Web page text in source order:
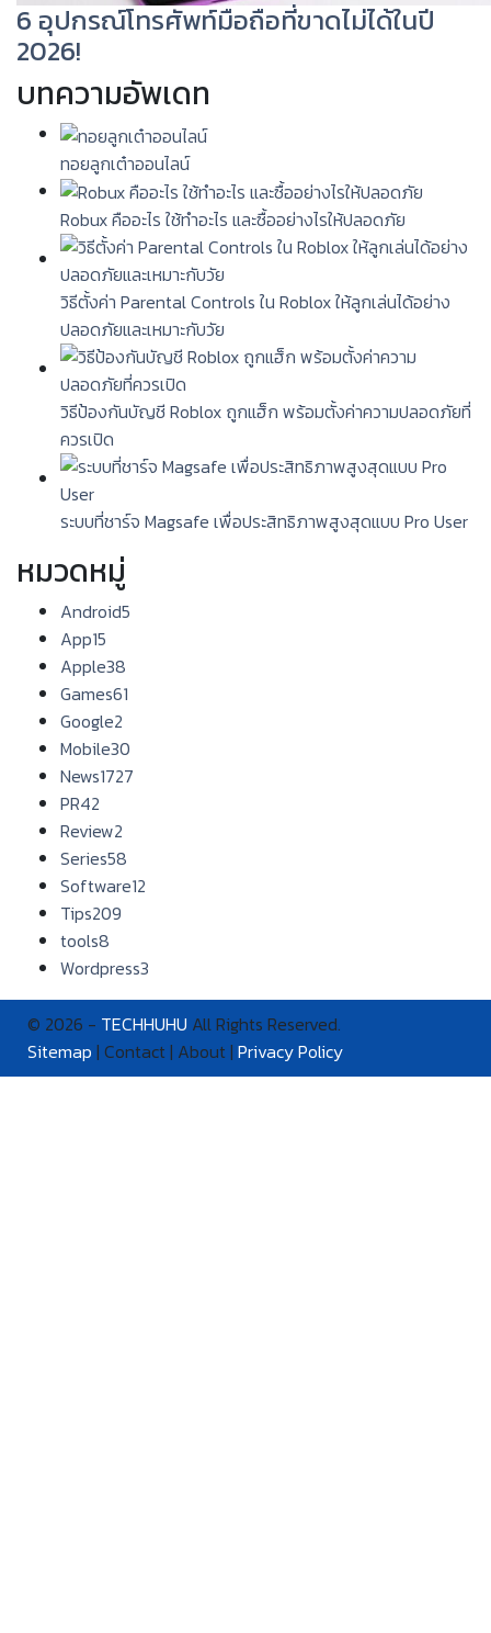
6 อุปกรณ์โทรศัพท์มือถือที่ขาดไม่ได้ในปี
2026!
บทความอัพเดท
ทอยลูกเต๋าออนไลน์
Robux คืออะไร ใช้ทำอะไร และซื้ออย่างไรให้ปลอดภัย
วิธีตั้งค่า Parental Controls ใน Roblox ให้ลูกเล่นได้อย่าง
ปลอดภัยและเหมาะกับวัย
วิธีป้องกันบัญชี Roblox ถูกแฮ็ก พร้อมตั้งค่าความปลอดภัยที่
ควรเปิด
ระบบที่ชาร์จ Magsafe เพื่อประสิทธิภาพสูงสุดแบบ Pro User
หมวดหมู่
Android5
App15
Apple38
Games61
Google2
Mobile30
News1727
PR42
Review2
Series58
Software12
Tips209
tools8
Wordpress3
© 2026 - TECHHUHU All Rights Reserved.
Sitemap | Contact | About | Privacy Policy